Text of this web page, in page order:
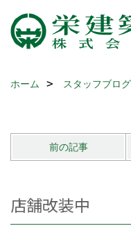
ホーム スタッフブログ
前の記事
店舗改装中